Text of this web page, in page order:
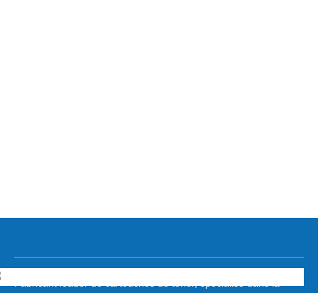
Fabricant leader de cartouches de toner, spécialisé dans la